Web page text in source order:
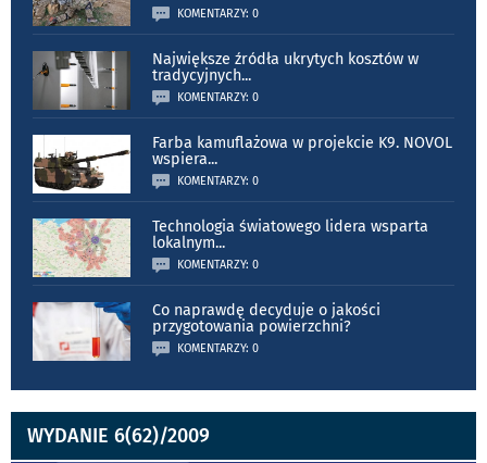
KOMENTARZY: 0
Największe źródła ukrytych kosztów w
tradycyjnych...
KOMENTARZY: 0
Farba kamuflażowa w projekcie K9. NOVOL
wspiera...
KOMENTARZY: 0
Technologia światowego lidera wsparta
lokalnym...
KOMENTARZY: 0
Co naprawdę decyduje o jakości
przygotowania powierzchni?
KOMENTARZY: 0
WYDANIE 6(62)/2009